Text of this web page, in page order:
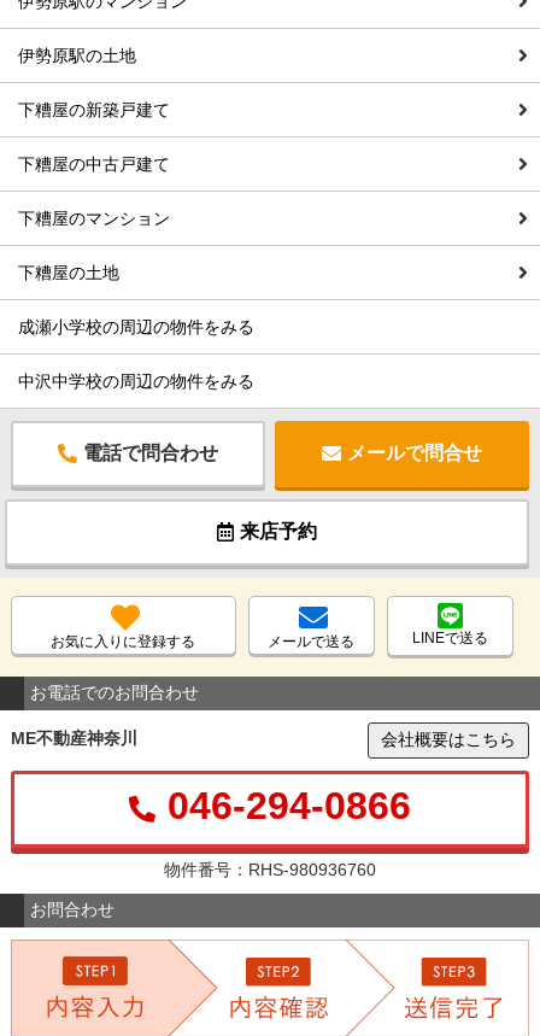
伊勢原駅の土地
下糟屋の新築戸建て
下糟屋の中古戸建て
下糟屋のマンション
下糟屋の土地
成瀬小学校の周辺の物件をみる
中沢中学校の周辺の物件をみる
電話で問合わせ メールで問合せ
来店予約
お気に入りに登録する メールで送る LINEで送る
お電話でのお問合わせ
ME不動産神奈川 会社概要はこちら
046-294-0866
物件番号：RHS-980936760
お問合わせ